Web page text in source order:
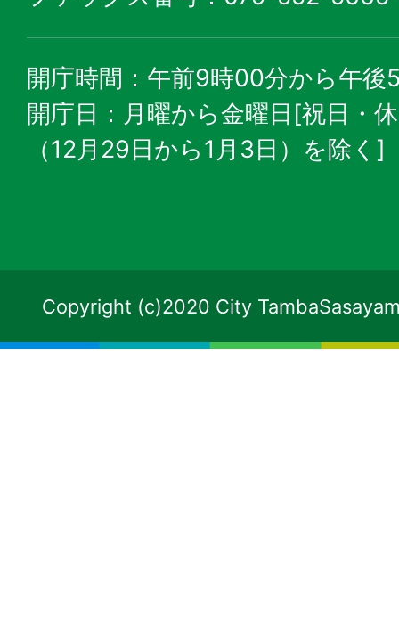
開庁時間：午前9時00分から午後
開庁日：月曜から金曜日[祝日・
（12月29日から1月3日）を除く]
Copyright (c)2020 City